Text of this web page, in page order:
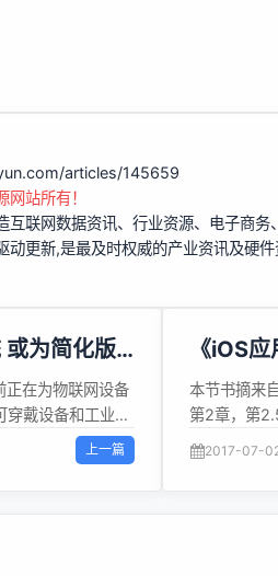
articles/145659
站所有！
互联网数据资讯、行业资源、电子商
动更新,是最及时权威的产业资讯及硬件
或为简化版
在为物联网设备
戴设备和工业设
角色。 三星电子开
，但目前还没有为
预下帮助设备执
家时，这款操作
）中，
上一篇
《iOS
画草图
本节书摘来
第2章，第
节内容可以
时画草图 在
个想法和
2017-07-